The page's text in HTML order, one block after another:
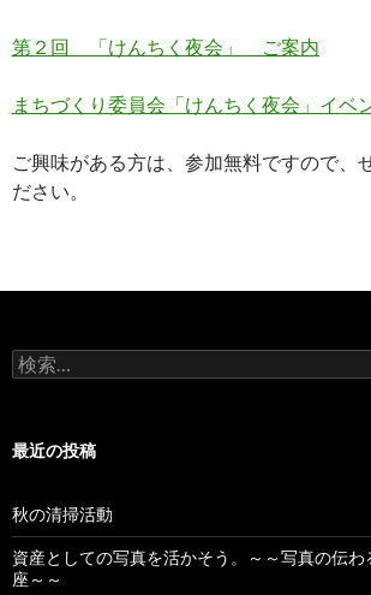
第２回 「けんちく夜会」 ご案内
まちづくり委員会「けんちく夜会」イベ
ご興味がある方は、参加無料ですので、
ださい。
検
索
最近の投稿
秋の清掃活動
資産としての写真を活かそう。～～写真の伝
座～～